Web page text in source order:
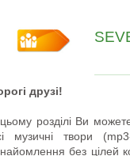
друзі!
розділі Ви
музичні твори (mp3
без цілей